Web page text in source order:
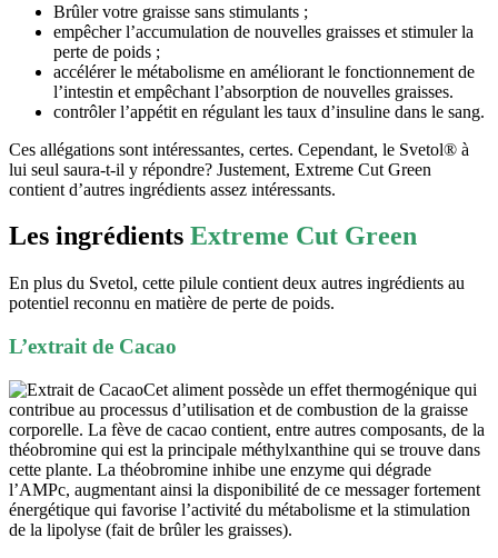
Brûler votre graisse sans stimulants ;
empêcher l’accumulation de nouvelles graisses et stimuler la
perte de poids ;
accélérer le métabolisme en améliorant le fonctionnement de
l’intestin et empêchant l’absorption de nouvelles graisses.
contrôler l’appétit en régulant les taux d’insuline dans le sang.
Ces allégations sont intéressantes, certes. Cependant, le Svetol® à
lui seul saura-t-il y répondre? Justement, Extreme Cut Green
contient d’autres ingrédients assez intéressants.
Les ingrédients Extreme Cut Green
En plus du Svetol, cette pilule contient deux autres ingrédients au
potentiel reconnu en matière de perte de poids.
L’extrait de Cacao
Cet aliment possède un effet thermogénique qui
contribue au processus d’utilisation et de combustion de la graisse
corporelle. La fève de cacao contient, entre autres composants, de la
théobromine qui est la principale méthylxanthine qui se trouve dans
cette plante. La théobromine inhibe une enzyme qui dégrade
l’AMPc, augmentant ainsi la disponibilité de ce messager fortement
énergétique qui favorise l’activité du métabolisme et la stimulation
de la lipolyse (fait de brûler les graisses).